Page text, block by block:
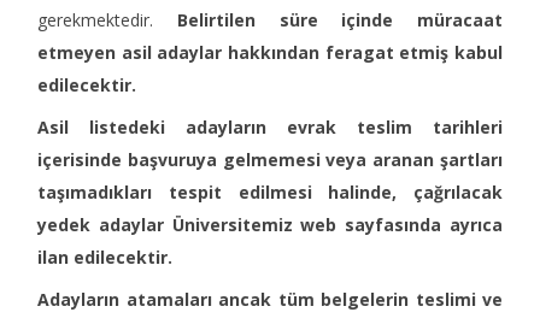
gerekmektedir. Belirtilen süre içinde müracaat
etmeyen asil adaylar hakkından feragat etmiş kabul
edilecektir.
Asil listedeki adayların evrak teslim tarihleri
içerisinde başvuruya gelmemesi veya aranan şartları
taşımadıkları tespit edilmesi halinde, çağrılacak
yedek adaylar Üniversitemiz web sayfasında ayrıca
ilan edilecektir.
Adayların atamaları ancak tüm belgelerin teslimi ve